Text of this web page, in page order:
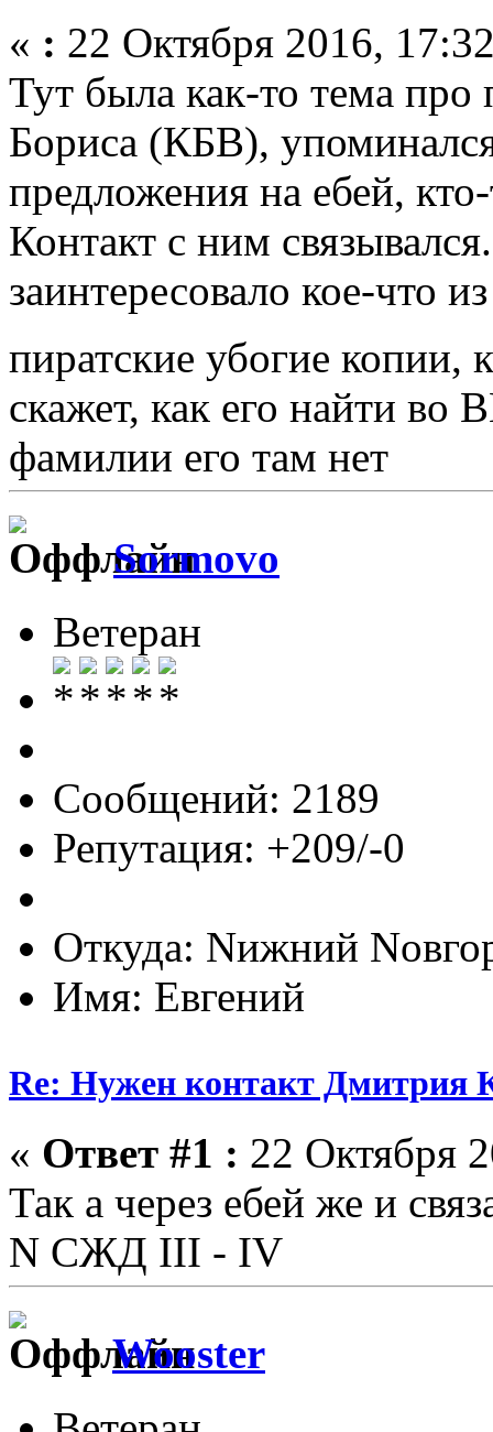
« : 22 Октября 2016,
Тут была как-то тема про
Бориса (КБВ),
предложения на ебей,
Контакт с ним
заинтересовало кое-что
пиратские убогие копии,
скажет, как его найти во
фамилии его там нет
Sormovo
Ветеран
Сообщений: 2189
Репутация: +209/-0
Откуда: Nижний
Имя: Евгений
Re: Нужен контакт Дмитрия
« Ответ #1 : 22 Октября
Так а через ебей же и
N СЖД III - IV
Wooster